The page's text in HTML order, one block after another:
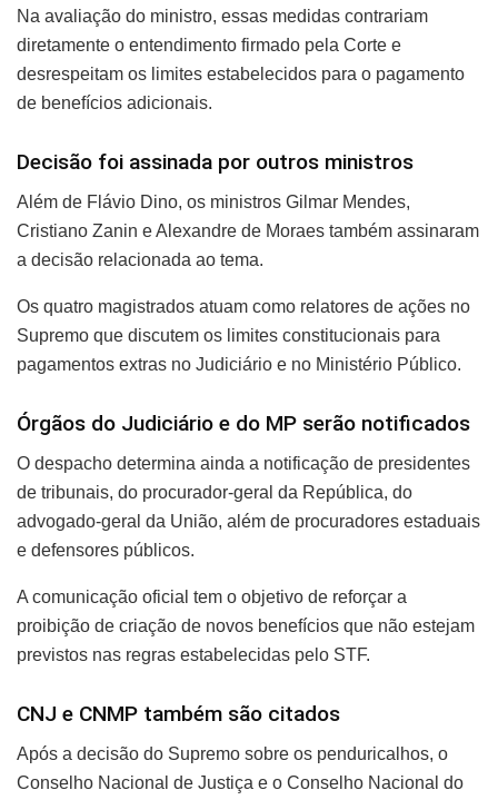
Na avaliação do ministro, essas medidas contrariam
diretamente o entendimento firmado pela Corte e
desrespeitam os limites estabelecidos para o pagamento
de benefícios adicionais.
Decisão foi assinada por outros ministros
Além de Flávio Dino, os ministros Gilmar Mendes,
Cristiano Zanin e Alexandre de Moraes também assinaram
a decisão relacionada ao tema.
Os quatro magistrados atuam como relatores de ações no
Supremo que discutem os limites constitucionais para
pagamentos extras no Judiciário e no Ministério Público.
Órgãos do Judiciário e do MP serão notificados
O despacho determina ainda a notificação de presidentes
de tribunais, do procurador-geral da República, do
advogado-geral da União, além de procuradores estaduais
e defensores públicos.
A comunicação oficial tem o objetivo de reforçar a
proibição de criação de novos benefícios que não estejam
previstos nas regras estabelecidas pelo STF.
CNJ e CNMP também são citados
Após a decisão do Supremo sobre os penduricalhos, o
Conselho Nacional de Justiça e o Conselho Nacional do